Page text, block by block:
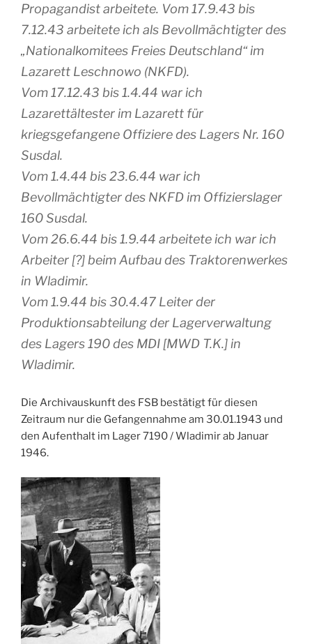
Propagandist arbeitete. Vom 17.9.43 bis
7.12.43 arbeitete ich als Bevollmächtigter des
„Nationalkomitees Freies Deutschland“ im
Lazarett Leschnowo (NKFD).
Vom 17.12.43 bis 1.4.44 war ich
Lazarettältester im Lazarett für
kriegsgefangene Offiziere des Lagers Nr. 160
Susdal.
Vom 1.4.44 bis 23.6.44 war ich
Bevollmächtigter des NKFD im Offizierslager
160 Susdal.
Vom 26.6.44 bis 1.9.44 arbeitete ich war ich
Arbeiter [?] beim Aufbau des Traktorenwerkes
in Wladimir.
Vom 1.9.44 bis 30.4.47 Leiter der
Produktionsabteilung der Lagerverwaltung
des Lagers 190 des MDI [MWD T.K.] in
Wladimir.
Die Archivauskunft des FSB bestätigt für diesen
Zeitraum nur die Gefangennahme am 30.01.1943 und
den Aufenthalt im Lager 7190 / Wladimir ab Januar
1946.